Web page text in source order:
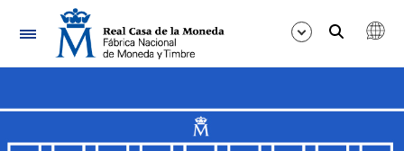
Nabigazioa